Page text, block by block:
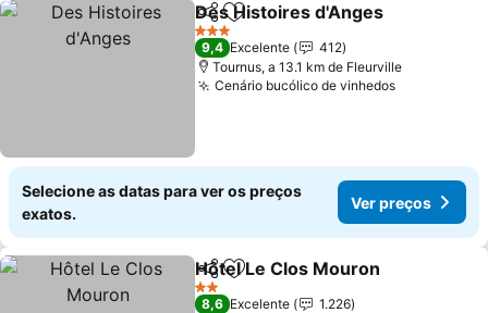
PartilharAdicionar aos favoritos
Des Histoires d'Anges
3 Estrelas
9,4 Excelente
412
Tournus, a 13.1 km de Fleurville
Cenário bucólico de vinhedos
Selecione as datas para ver os preços
exatos.
Ver preços
PartilharAdicionar aos favoritos
Hôtel Le Clos Mouron
2 Estrelas
8,6 Excelente
1.226